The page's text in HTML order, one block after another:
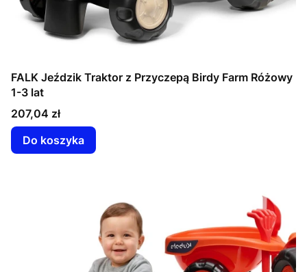
FALK Jeździk Traktor z Przyczepą Birdy Farm Różowy
1-3 lat
Cena
207,04 zł
Do koszyka